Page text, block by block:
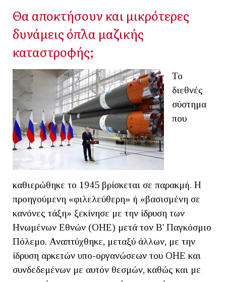
Θα αποκτήσουν και μικρότερες
δυνάμεις όπλα μαζικής
καταστροφής;
Το
διεθνές
σύστημα
που
καθιερώθηκε το 1945 βρίσκεται σε παρακμή. Η
προηγούμενη «φιλελεύθερη» ή «βασισμένη σε
κανόνες τάξη» ξεκίνησε με την ίδρυση των
Ηνωμένων Εθνών (ΟΗΕ) μετά τον Β' Παγκόσμιο
Πόλεμο. Αναπτύχθηκε, μεταξύ άλλων, με την
ίδρυση αρκετών υπο-οργανώσεων του ΟΗΕ και
συνδεδεμένων με αυτόν θεσμών, καθώς και με